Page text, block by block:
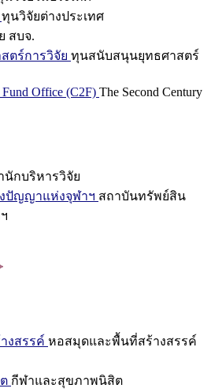
ทุนวิจัยต่างประเทศ
สบจ.
ตร์การวิจัย ทุนสนับสนุนยุทธศาสตร์
Fund Office (C2F) The Second Century
นักบริหารวิจัย
ปัญญาแห่งจุฬาฯ สถาบันทรัพย์สิน
งสรรค์ หอสมุดและพื้นที่สร้างสรรค์
กีฬาและสุขภาพนิสิต